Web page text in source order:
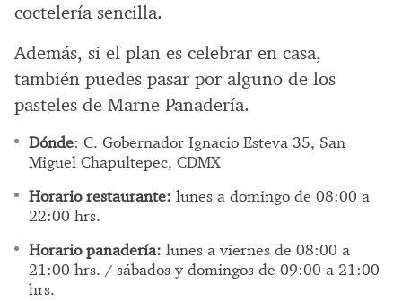
coctelería sencilla.
Además, si el plan es celebrar en casa,
también puedes pasar por alguno de los
pasteles de Marne Panadería.
Dónde: C. Gobernador Ignacio Esteva 35, San
Miguel Chapultepec, CDMX
Horario restaurante: lunes a domingo de 08:00 a
22:00 hrs.
Horario panadería: lunes a viernes de 08:00 a
21:00 hrs. / sábados y domingos de 09:00 a 21:00
hrs.